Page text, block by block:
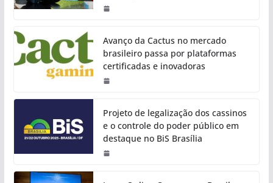
Avanço da Cactus no mercado
brasileiro passa por plataformas
certificadas e inovadoras
Projeto de legalização dos cassinos
e o controle do poder público em
destaque no BiS Brasília